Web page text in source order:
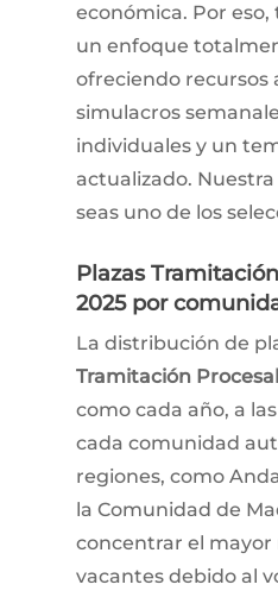
económica. Por
un enfoque
ofreciendo recursos
simulacros
individuales y un
actualizado.
seas uno de los
Plazas
2025por
La distribución de
Tramitación
como cada año, a
cada comunidad
regiones, como
la Comunidad de
concentrar el mayor
vacantes debido al